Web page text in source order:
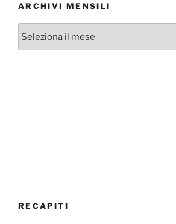
ARCHIVI MENSILI
RECAPITI